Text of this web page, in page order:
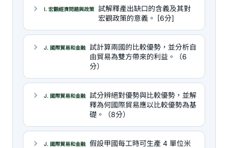
I. 宏觀經濟問題與政策
試解釋產出缺口的含義及其對
宏觀政策的意義。 [6分]
J. 國際貿易和金融
試計算兩國的比較優勢，並分析自
由貿易為雙方帶來的利益。（6
分）
J. 國際貿易和金融
試分辨絕對優勢與比較優勢，並解
釋為何國際貿易應以比較優勢為基
礎。（8分）
J. 國際貿易和金融
假設甲國每工時可生產 4 單位米